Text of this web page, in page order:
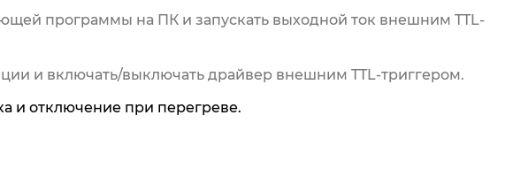
программы на ПК и запускать выходной ток внешним TTL-
и включать/выключать драйвер внешним TTL-триггером.
и отключение при перегреве.